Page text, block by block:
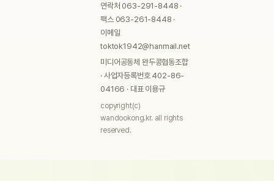
연락처 063-291-8448 ·
팩스 063-261-8448 ·
이메일
toktok1942@hanmail.net
미디어공동체 완두콩협동조합
· 사업자등록번호 402-86-
04166 · 대표 이용규
copyright(c)
wandookong.kr. all rights
reserved.